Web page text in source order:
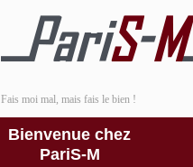
Fais moi mal, mais fais le bien !
Bienvenue chez
PariS-M